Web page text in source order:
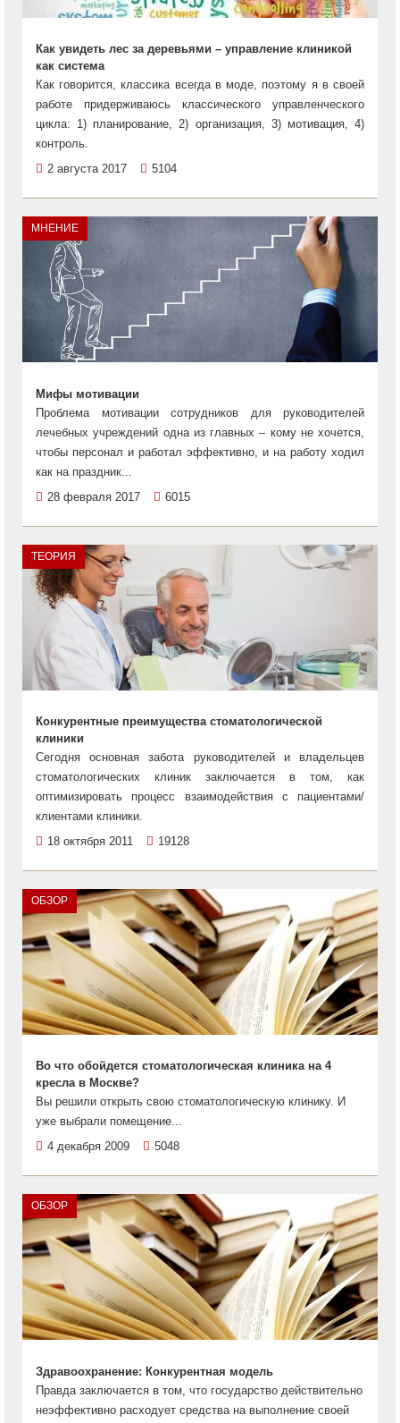
Как увидеть лес за деревьями – управление клиникой
как система
Как говорится, классика всегда в моде, поэтому я в своей
работе придерживаюсь классического управленческого
цикла: 1) планирование, 2) организация, 3) мотивация, 4)
контроль.
2 августа 2017
5104
МНЕНИЕ
Мифы мотивации
Проблема мотивации сотрудников для руководителей
лечебных учреждений одна из главных – кому не хочется,
чтобы персонал и работал эффективно, и на работу ходил
как на праздник...
28 февраля 2017
6015
ТЕОРИЯ
Конкурентные преимущества стоматологической
клиники
Сегодня основная забота руководителей и владельцев
стоматологических клиник заключается в том, как
оптимизировать процесс взаимодействия с пациентами/
клиентами клиники.
18 октября 2011
19128
ОБЗОР
Во что обойдется стоматологическая клиника на 4
кресла в Москве?
Вы решили открыть свою стоматологическую клинику. И
уже выбрали помещение...
4 декабря 2009
5048
ОБЗОР
Здравоохранение: Конкурентная модель
Правда заключается в том, что государство действительно
неэффективно расходует средства на выполнение своей